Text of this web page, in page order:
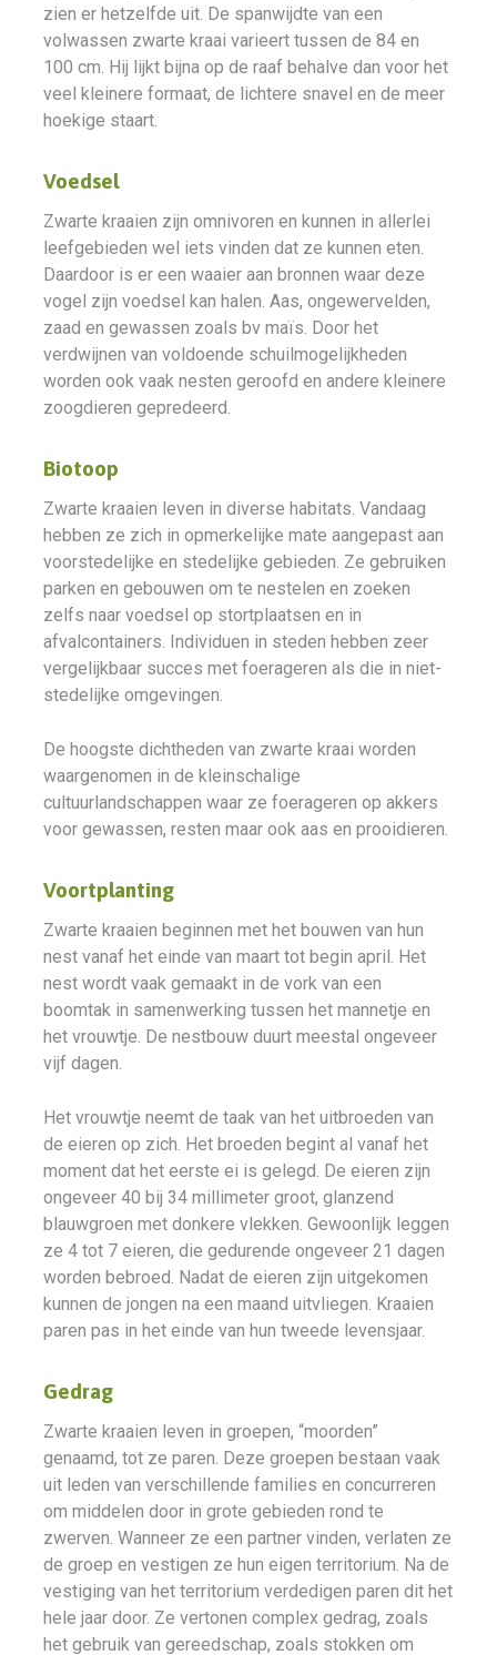
zien er hetzelfde uit. De spanwijdte van een
volwassen zwarte kraai varieert tussen de 84 en
100 cm. Hij lijkt bijna op de raaf behalve dan voor het
veel kleinere formaat, de lichtere snavel en de meer
hoekige staart.
Voedsel
Zwarte kraaien zijn omnivoren en kunnen in allerlei
leefgebieden wel iets vinden dat ze kunnen eten.
Daardoor is er een waaier aan bronnen waar deze
vogel zijn voedsel kan halen. Aas, ongewervelden,
zaad en gewassen zoals bv maïs. Door het
verdwijnen van voldoende schuilmogelijkheden
worden ook vaak nesten geroofd en andere kleinere
zoogdieren gepredeerd.
Biotoop
Zwarte kraaien leven in diverse habitats. Vandaag
hebben ze zich in opmerkelijke mate aangepast aan
voorstedelijke en stedelijke gebieden. Ze gebruiken
parken en gebouwen om te nestelen en zoeken
zelfs naar voedsel op stortplaatsen en in
afvalcontainers. Individuen in steden hebben zeer
vergelijkbaar succes met foerageren als die in niet-
stedelijke omgevingen.
De hoogste dichtheden van zwarte kraai worden
waargenomen in de kleinschalige
cultuurlandschappen waar ze foerageren op akkers
voor gewassen, resten maar ook aas en prooidieren.
Voortplanting
Zwarte kraaien beginnen met het bouwen van hun
nest vanaf het einde van maart tot begin april. Het
nest wordt vaak gemaakt in de vork van een
boomtak in samenwerking tussen het mannetje en
het vrouwtje. De nestbouw duurt meestal ongeveer
vijf dagen.
Het vrouwtje neemt de taak van het uitbroeden van
de eieren op zich. Het broeden begint al vanaf het
moment dat het eerste ei is gelegd. De eieren zijn
ongeveer 40 bij 34 millimeter groot, glanzend
blauwgroen met donkere vlekken. Gewoonlijk leggen
ze 4 tot 7 eieren, die gedurende ongeveer 21 dagen
worden bebroed. Nadat de eieren zijn uitgekomen
kunnen de jongen na een maand uitvliegen. Kraaien
paren pas in het einde van hun tweede levensjaar.
Gedrag
Zwarte kraaien leven in groepen, “moorden”
genaamd, tot ze paren. Deze groepen bestaan vaak
uit leden van verschillende families en concurreren
om middelen door in grote gebieden rond te
zwerven. Wanneer ze een partner vinden, verlaten ze
de groep en vestigen ze hun eigen territorium. Na de
vestiging van het territorium verdedigen paren dit het
hele jaar door. Ze vertonen complex gedrag, zoals
het gebruik van gereedschap, zoals stokken om